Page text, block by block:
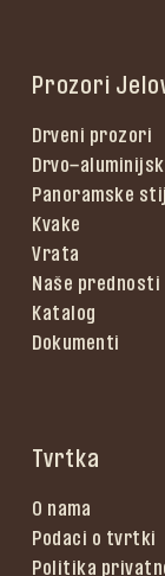
Prozori
Drveni prozori
Drvo-
Panoramske
Kvake
Vrata
Naše prednosti
Katalog
Dokumenti
Tvrtka
O nama
Podaci o tvrtki
Politika